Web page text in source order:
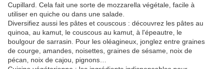
Cupillard. Cela fait une sorte de mozzarella végétale, facile à
utiliser en quiche ou dans une salade.
Diversifiez aussi les pâtes et couscous : découvrez les pâtes au
quinoa, au kamut, le couscous au kamut, à l'épeautre, le
boulgour de sarrasin. Pour les oléagineux, jonglez entre graines
de courge, amandes, noisettes, graines de sésame, noix de
pécan, noix de cajou, pignons…